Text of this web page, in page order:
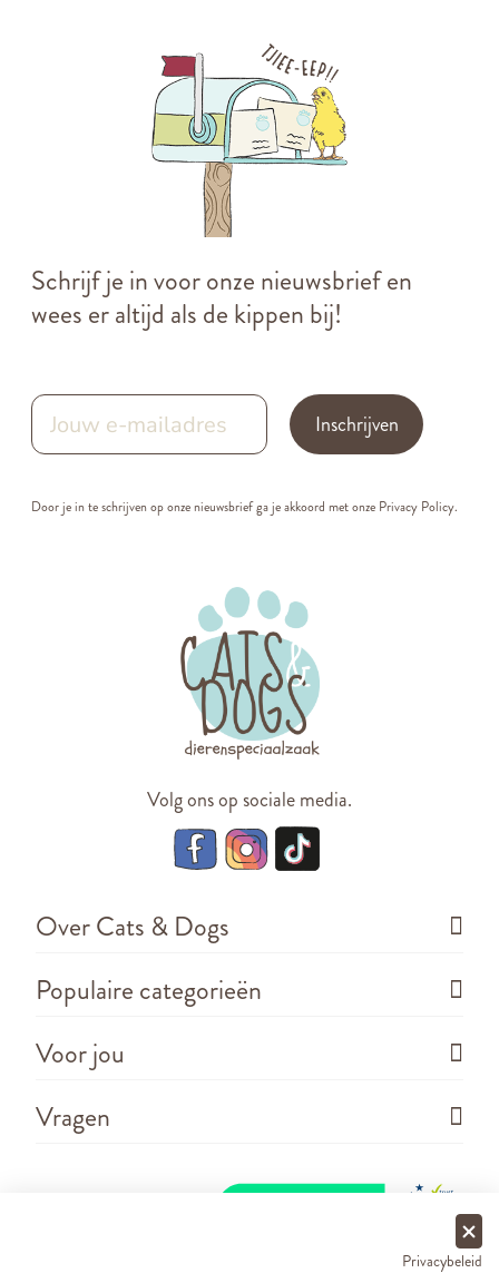
Schrijf je in voor onze nieuwsbrief en
wees er altijd als de kippen bij!
Inschrijven
Door je in te schrijven op onze nieuwsbrief ga je akkoord met onze Privacy Policy.
Volg ons op sociale media.
Over Cats & Dogs
Populaire categorieën
Voor jou
Vragen
Privacybeleid